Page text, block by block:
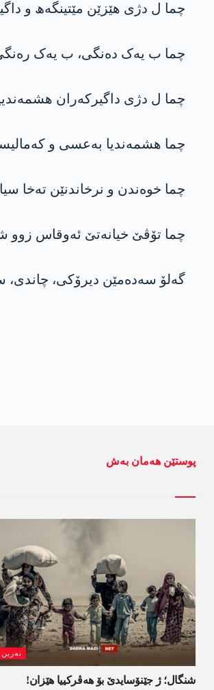
چما ل دژی ھێزێن مێتینگەھ و
چما ب یەک دەنگی، ب یەک
چما ل دژی داگیرکەران
چما ھشمەندیا بەعسی و
چما خوەندن و نرخاندنێن تەخا
چما تۆڤێ خیانەتێ ئەوقاس زوو
گەلۆ سەدەمێن دیرۆکی،
پوستێن ھەمان بەش
نەرین
شنگال؛ ژ جێنۆسایدێ بۆ هەڤرکییا هێزان!